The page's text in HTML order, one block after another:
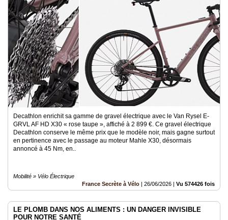
Decathlon enrichit sa gamme de gravel électrique avec le Van Rysel E-
GRVL AF HD X30 « rose taupe », affiché à 2 899 €. Ce gravel électrique
Decathlon conserve le même prix que le modèle noir, mais gagne surtout
en pertinence avec le passage au moteur Mahle X30, désormais
annoncé à 45 Nm, en..
Mobilité » Vélo Électrique
France Secrète à Vélo | 26/06/2026 | Vu 574426 fois
LE PLOMB DANS NOS ALIMENTS : UN DANGER INVISIBLE
POUR NOTRE SANTÉ